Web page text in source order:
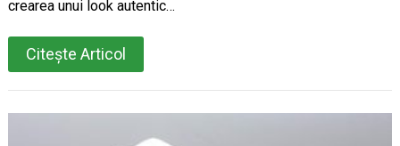
crearea unui look autentic…
Citește Articol